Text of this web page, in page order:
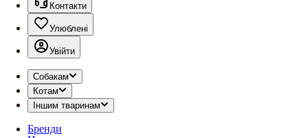
Контакти
Улюблені
Увійти
Собакам
Котам
Іншим тваринам
Бренди